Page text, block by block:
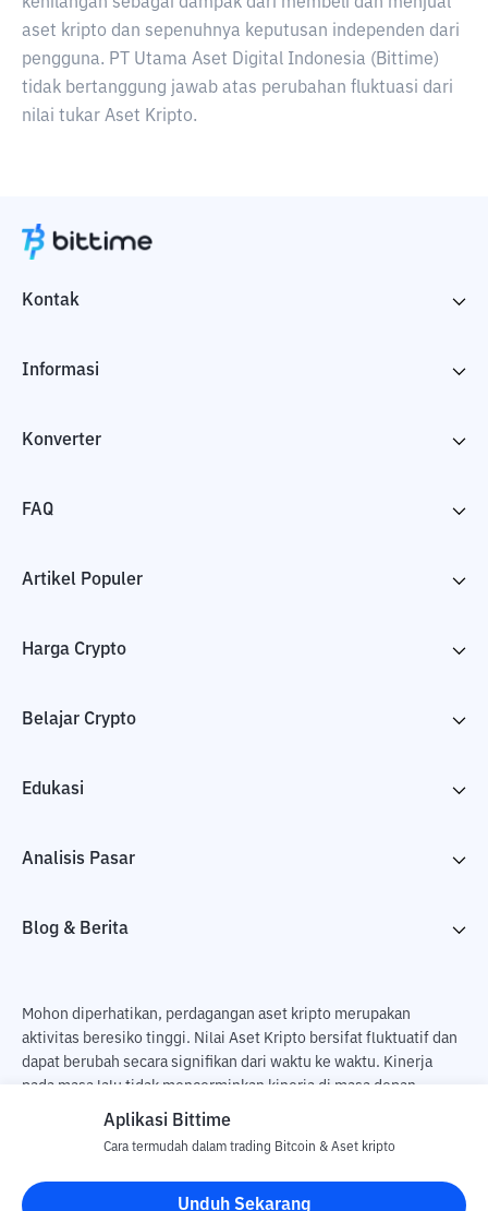
aset kripto dan sepenuhnya keputusan independen dari
pengguna. PT Utama Aset Digital Indonesia (Bittime)
tidak bertanggung jawab atas perubahan fluktuasi dari
nilai tukar Aset Kripto.
Kontak
Informasi
Konverter
FAQ
Artikel Populer
Harga Crypto
Belajar Crypto
Edukasi
Analisis Pasar
Blog & Berita
Mohon diperhatikan, perdagangan aset kripto merupakan
aktivitas beresiko tinggi. Nilai Aset Kripto bersifat fluktuatif dan
dapat berubah secara signifikan dari waktu ke waktu. Kinerja
pada masa lalu tidak mencerminkan kinerja di masa depan.
Terdapat risiko kehilangan sebagai dampak dari membeli dan
pengguna. PT Utama Aset Digital Indonesia (Bittime) tidak
bertanggung jawab atas perubahan fluktuasi dari nilai tukar Aset
Kripto.
Aplikasi Bittime
Cara termudah dalam trading Bitcoin & Aset kripto
Unduh Sekarang